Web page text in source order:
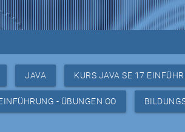
JAVA KURS JAVA SE 17
- ÜBUNGEN OO